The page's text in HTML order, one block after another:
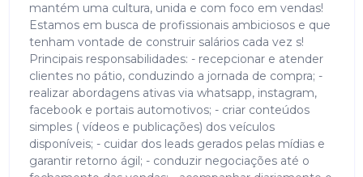
mantém uma cultura, unida e com foco em vendas!
Estamos em busca de profissionais ambiciosos e que
tenham vontade de construir salários cada vez s!
Principais responsabilidades: - recepcionar e atender
clientes no pátio, conduzindo a jornada de compra; -
realizar abordagens ativas via whatsapp, instagram,
facebook e portais automotivos; - criar conteúdos
simples ( vídeos e publicações) dos veículos
disponíveis; - cuidar dos leads gerados pelas mídias e
garantir retorno ágil; - conduzir negociações até o